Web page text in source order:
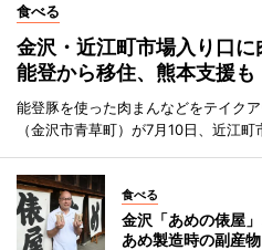
食べる
金沢・近江町市場入り口
能登から移住、熊本支援も
能登豚を使った肉まんなどをテイク
（金沢市青草町）が7月10日、近江
食べる
金沢「あめの俵屋
あめ製造時の副産